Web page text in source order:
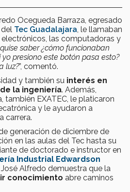
Ocegueda Barraza, egresado
del Tec Guadalajara , le llamaban
las computadoras y
saber ¿cómo funcionaban
yo presiono este botón pasa esto?
luz?”, comentó.
y también su interés en
la ingeniería. Además,
también EXATEC, le platicaron
y le ayudaron a
carrera.
generación de diciembre de
en las aulas del Tec hasta su
de doctorado e instructor en
Industrial Edwardson
José Alfredo demuestra que la
conocimiento abre caminos